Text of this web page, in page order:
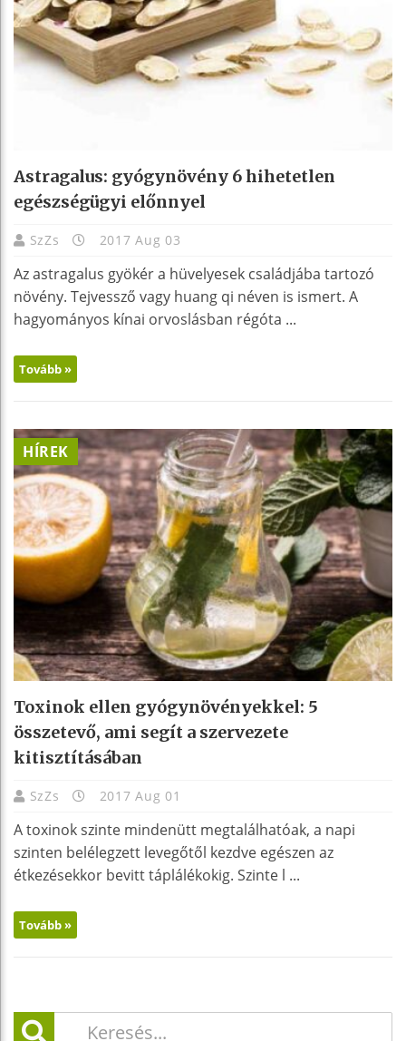
Astragalus: gyógynövény 6 hihetetlen
egészségügyi előnnyel
SzZs 2017 Aug 03
Az astragalus gyökér a hüvelyesek családjába tartozó
növény. Tejvessző vagy huang qi néven is ismert. A
hagyományos kínai orvoslásban régóta ...
Tovább »
HÍREK
Toxinok ellen gyógynövényekkel: 5
összetevő, ami segít a szervezete
kitisztításában
SzZs 2017 Aug 01
A toxinok szinte mindenütt megtalálhatóak, a napi
szinten belélegzett levegőtől kezdve egészen az
étkezésekkor bevitt táplálékokig. Szinte l ...
Tovább »